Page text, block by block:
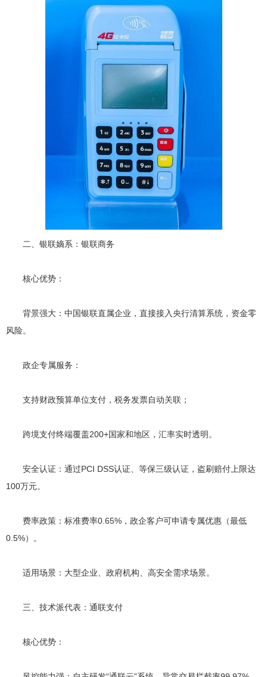
二、银联嫡系：银联商务
核心优势：
背景强大：中国银联直属企业，直接接入央行清算系统，资金零
风险。
政企专属服务：
支持财政预算单位支付，税务发票自动关联；
跨境支付终端覆盖200+国家和地区，汇率实时透明。
安全认证：通过PCI DSS认证、等保三级认证，盗刷赔付上限达
100万元。
费率政策：标准费率0.65%，政企客户可申请专属优惠（最低
0.5%）。
适用场景：大型企业、政府机构、高安全需求场景。
三、技术派代表：通联支付
核心优势：